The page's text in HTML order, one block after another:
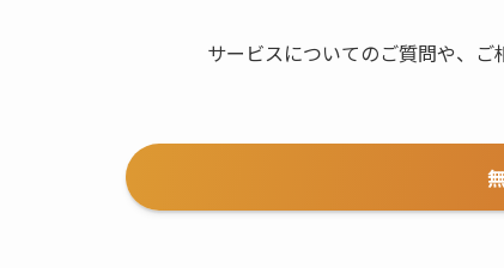
サービスについてのご質問や、ご